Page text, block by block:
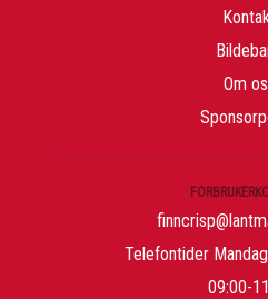
Om
Telefontider
09:00-